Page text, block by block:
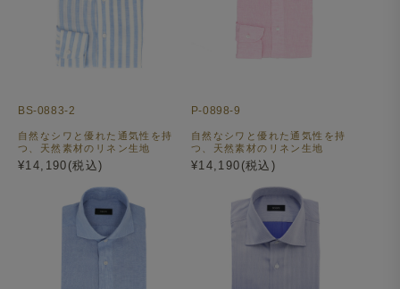
BS-0883-2
自然なシワと優れた通気性を持
つ、天然素材のリネン生地
¥14,190(税込)
P-0898-9
自然なシワと優れた通気性を持
つ、天然素材のリネン生地
¥14,190(税込)